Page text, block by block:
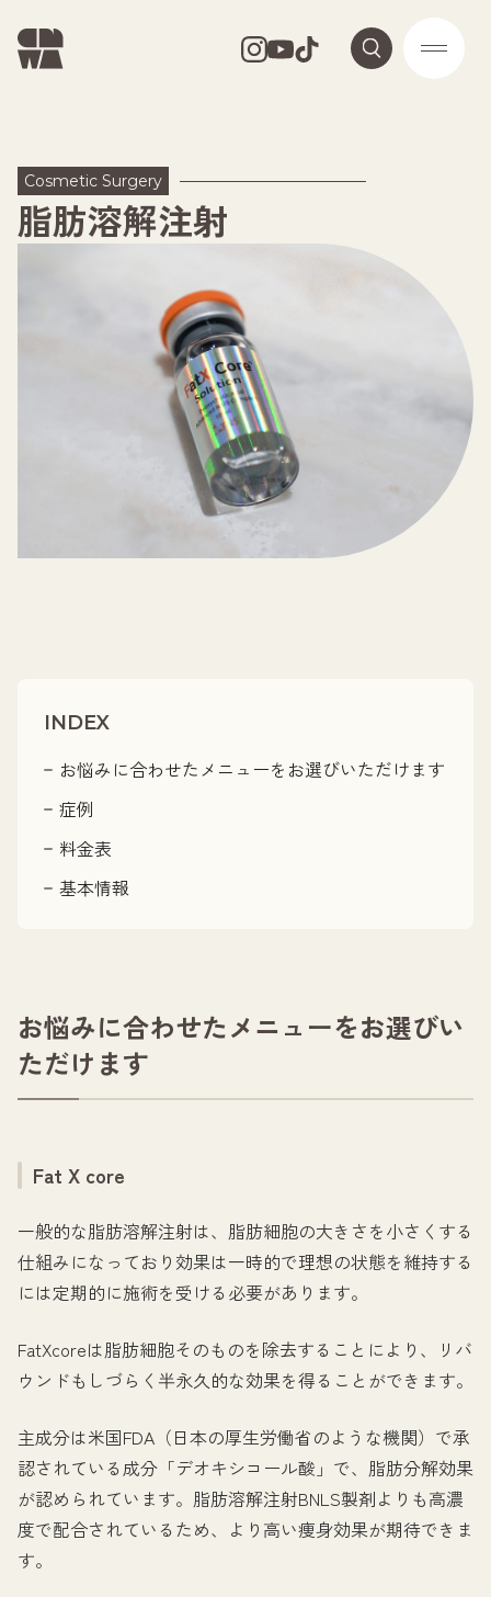
脂肪溶解注射
Cosmetic Surgery
INDEX
お悩みに合わせたメニューをお選びいただけます
症例
料金表
基本情報
お悩みに合わせたメニューをお選びい
ただけます
Fat X core
一般的な脂肪溶解注射は、脂肪細胞の大きさを小さくする
仕組みになっており効果は一時的で理想の状態を維持する
には定期的に施術を受ける必要があります。
FatXcoreは脂肪細胞そのものを除去することにより、リバ
ウンドもしづらく半永久的な効果を得ることができます。
主成分は米国FDA（日本の厚生労働省のような機関）で承
認されている成分「デオキシコール酸」で、脂肪分解効果
が認められています。脂肪溶解注射BNLS製剤よりも高濃
度で配合されているため、より高い痩身効果が期待できま
す。